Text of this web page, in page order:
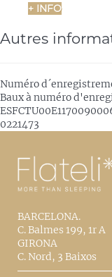
+ INFO
Autres
Numéro
Baux à numéro
0221473
BARCELONA.
C. Balmes 199, 1r A
GIRONA
C. Nord, 3 Baixos